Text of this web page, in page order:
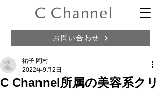
お問い合わせ
C Channel所属の美容系クリ
祐子 岡村
2022年9月2日